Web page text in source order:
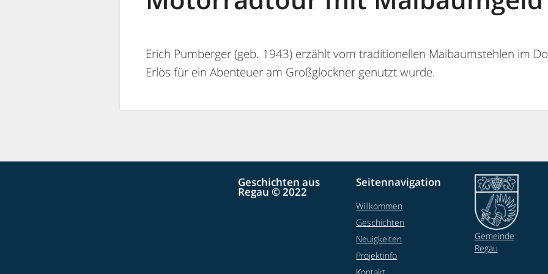
Erich Pumberger (geb. 1943) erzählt vom traditionellen Maibaumstehlen im
Erlös für ein Abenteuer am Großglockner genutzt wurde.
Geschichten aus
Regau © 2022
Seitennavigation
Willkommen
Geschichten
Neuigkeiten
Projektinfo
Gemeinde
Regau